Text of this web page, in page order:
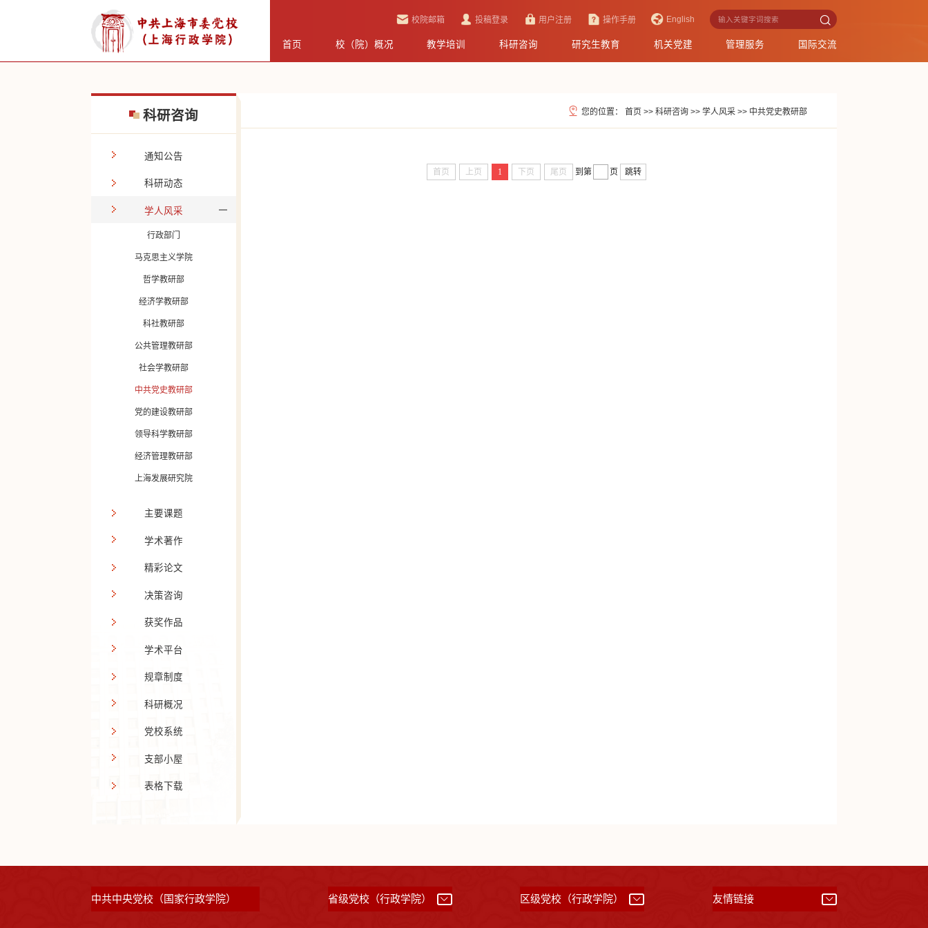
校院邮箱 投稿登录 用户注册 操作手册 English
首页 校（院）概况 教学培训 科研咨询 研究生教育 机关党建 管理服务 国际交流
科研咨询
通知公告
科研动态
学人风采
行政部门
马克思主义学院
哲学教研部
经济学教研部
科社教研部
公共管理教研部
社会学教研部
中共党史教研部
党的建设教研部
领导科学教研部
经济管理教研部
上海发展研究院
主要课题
学术著作
精彩论文
决策咨询
获奖作品
学术平台
规章制度
科研概况
党校系统
支部小屋
表格下载
您的位置： 首页>> 科研咨询>> 学人风采>> 中共党史教研部
首页 上页 1 下页 尾页 到第 页 跳转
中共中央党校（国家行政学院） 省级党校（行政学院） 区级党校（行政学院） 友情链接